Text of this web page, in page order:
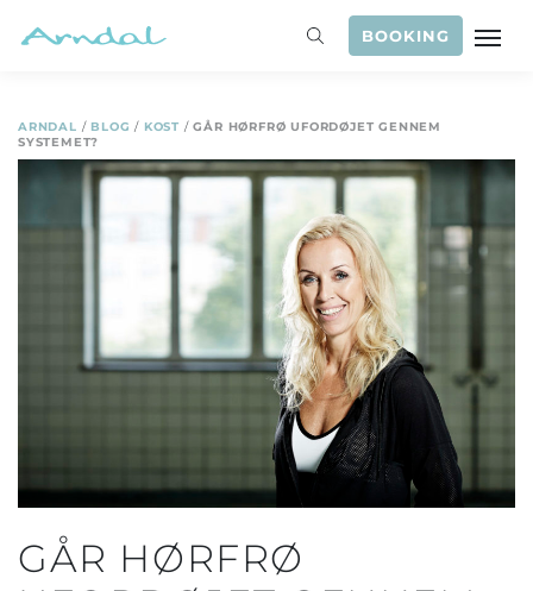
BOOKING
ARNDAL / BLOG / KOST /GÅR HØRFRØ UFORDØJET GENNEM
SYSTEMET?
GÅR HØRFRØ